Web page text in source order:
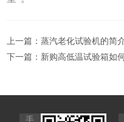
上一篇：蒸汽老化试验机的简
下一篇： 新购高低温试验箱如
手